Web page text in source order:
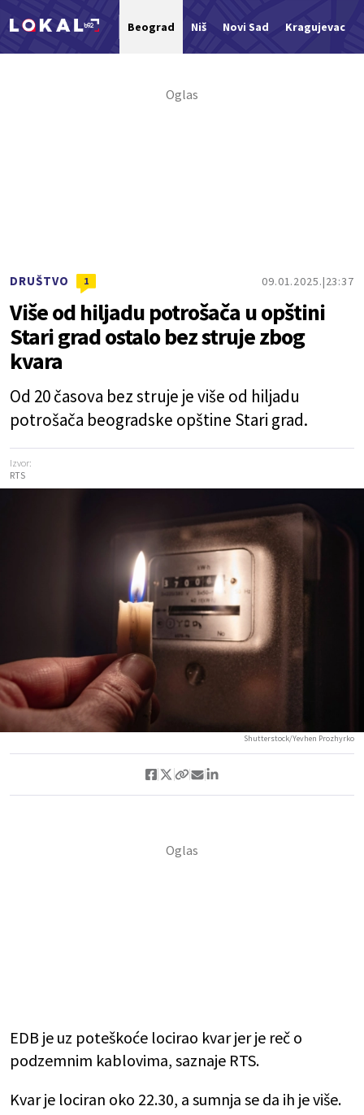
Beograd Niš Novi Sad Kragujevac
DRUŠTVO 1 09.01.2025. 23:37
Više od hiljadu potrošača u opštini
Stari grad ostalo bez struje zbog
kvara
Od 20 časova bez struje je više od hiljadu
potrošača beogradske opštine Stari grad.
Izvor:
RTS
Shutterstock/Yevhen Prozhyrko
EDB je uz poteškoće locirao kvar jer je reč o
podzemnim kablovima, saznaje RTS.
Kvar je lociran oko 22.30, a sumnja se da ih je više.